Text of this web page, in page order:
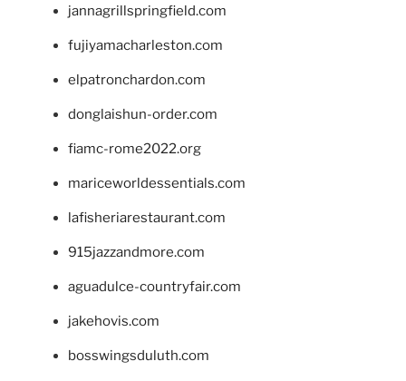
jannagrillspringfield.com
fujiyamacharleston.com
elpatronchardon.com
donglaishun-order.com
fiamc-rome2022.org
mariceworldessentials.com
lafisheriarestaurant.com
915jazzandmore.com
aguadulce-countryfair.com
jakehovis.com
bosswingsduluth.com